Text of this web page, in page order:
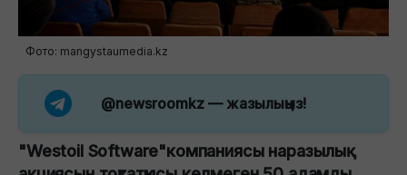
Фото: mangystaumedia.kz
@newsroomkz — жазылыңыз!
"Westoil Software"компаниясы наразылық